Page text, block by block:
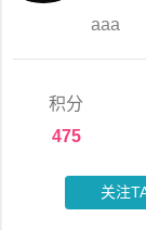
aaa
积分
475
关注